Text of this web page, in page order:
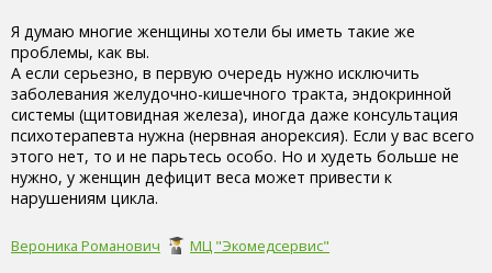
Я думаю многие женщины хотели бы иметь такие же
проблемы, как вы.
А если серьезно, в первую очередь нужно исключить
заболевания желудочно-кишечного тракта, эндокринной
системы (щитовидная железа), иногда даже консультация
психотерапевта нужна (нервная анорексия). Если у вас всего
этого нет, то и не парьтесь особо. Но и худеть больше не
нужно, у женщин дефицит веса может привести к
нарушениям цикла.
Вероника Романович МЦ "Экомедсервис"